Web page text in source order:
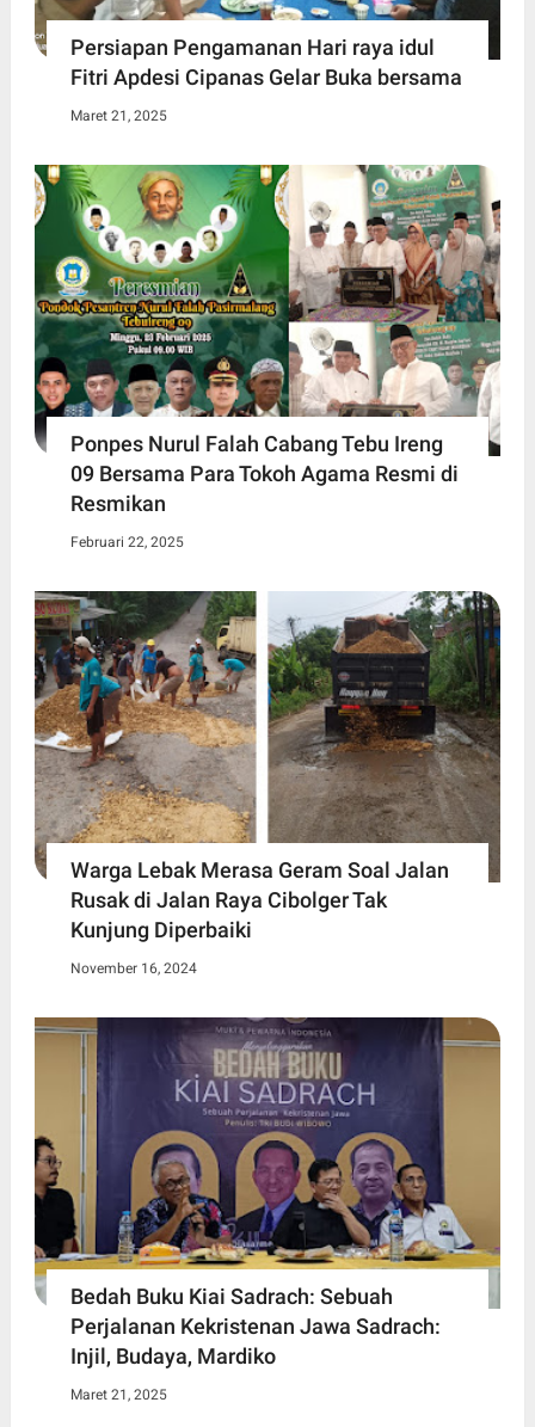
Persiapan Pengamanan Hari raya idul
Fitri Apdesi Cipanas Gelar Buka bersama
Maret 21, 2025
Ponpes Nurul Falah Cabang Tebu Ireng
09 Bersama Para Tokoh Agama Resmi di
Resmikan
Februari 22, 2025
Warga Lebak Merasa Geram Soal Jalan
Rusak di Jalan Raya Cibolger Tak
Kunjung Diperbaiki
November 16, 2024
Bedah Buku Kiai Sadrach: Sebuah
Perjalanan Kekristenan Jawa Sadrach:
Injil, Budaya, Mardiko
Maret 21, 2025